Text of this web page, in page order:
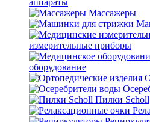
аппараты
Массажеры
измерительные приборы
оборудование
Пилки Scholl